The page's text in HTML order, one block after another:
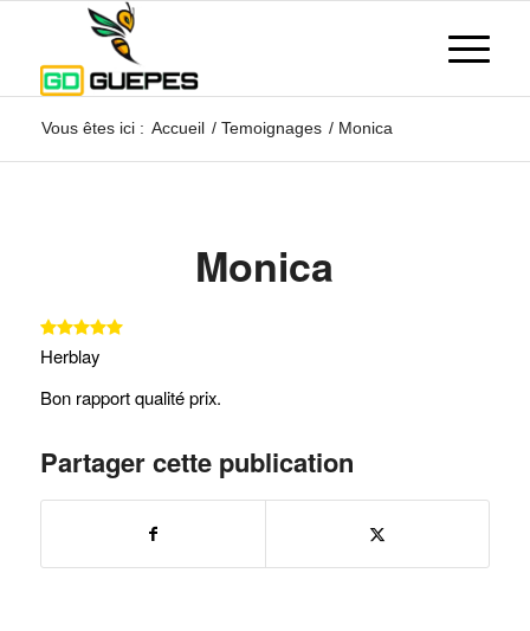
Vous êtes ici : Accueil / Temoignages / Monica
Monica
Herblay
Bon rapport qualité prix.
Partager cette publication